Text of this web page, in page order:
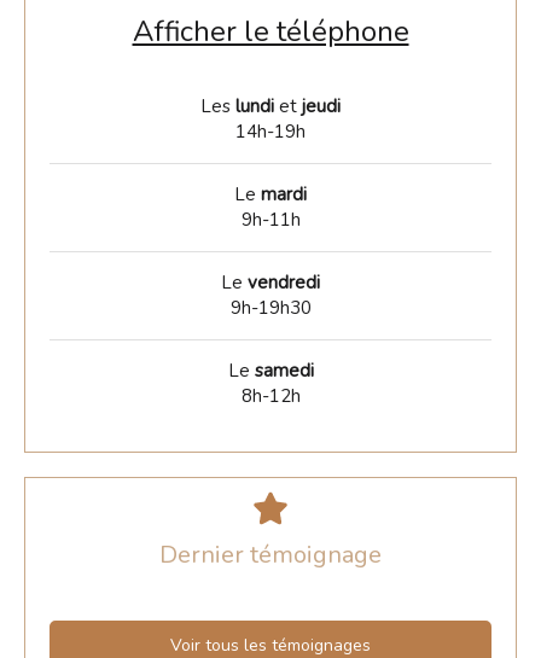
Afficher le téléphone
Les lundi et jeudi
14h-19h
Le mardi
9h-11h
Le vendredi
9h-19h30
Le samedi
8h-12h
Dernier témoignage
Voir tous les témoignages